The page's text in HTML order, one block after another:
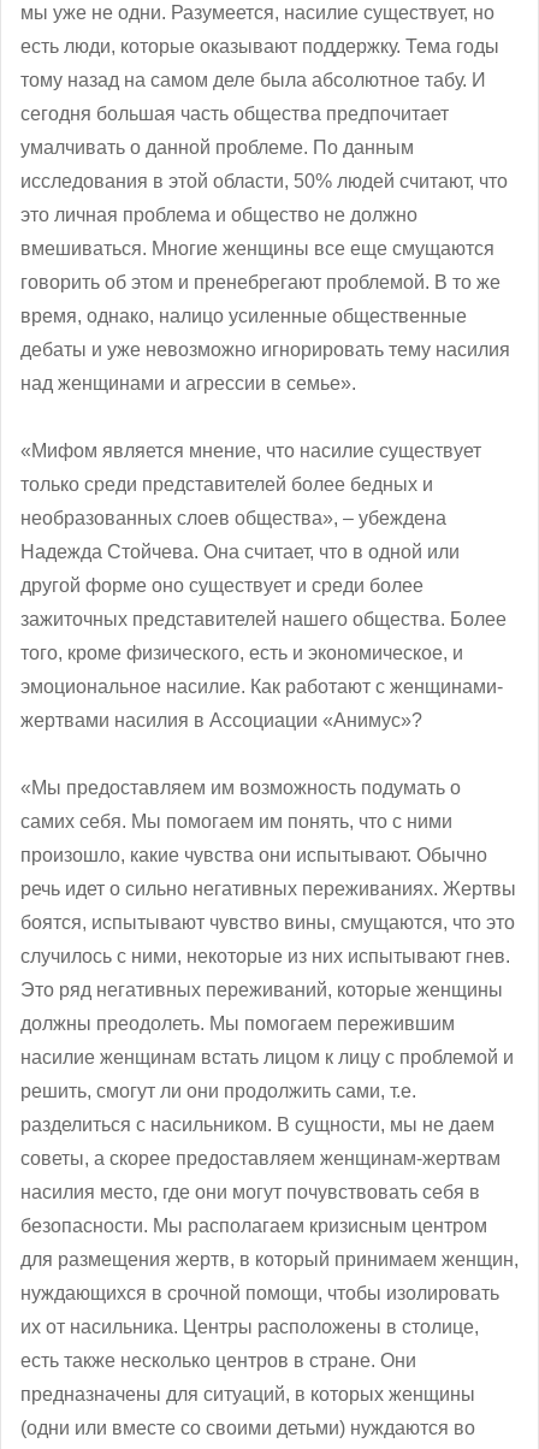
мы уже не одни. Разумеется, насилие существует, но
есть люди, которые оказывают поддержку. Тема годы
тому назад на самом деле была абсолютное табу. И
сегодня большая часть общества предпочитает
умалчивать о данной проблеме. По данным
исследования в этой области, 50% людей считают, что
это личная проблема и общество не должно
вмешиваться. Многие женщины все еще смущаются
говорить об этом и пренебрегают проблемой. В то же
время, однако, налицо усиленные общественные
дебаты и уже невозможно игнорировать тему насилия
над женщинами и агрессии в семье».
«Мифом является мнение, что насилие существует
только среди представителей более бедных и
необразованных слоев общества», ‒ убеждена
Надежда Стойчева. Она считает, что в одной или
другой форме оно существует и среди более
зажиточных представителей нашего общества. Более
того, кроме физического, есть и экономическое, и
эмоциональное насилие. Как работают с женщинами-
жертвами насилия в Ассоциации «Анимус»?
«Мы предоставляем им возможность подумать о
самих себя. Мы помогаем им понять, что с ними
произошло, какие чувства они испытывают. Обычно
речь идет о сильно негативных переживаниях. Жертвы
боятся, испытывают чувство вины, смущаются, что это
случилось с ними, некоторые из них испытывают гнев.
Это ряд негативных переживаний, которые женщины
должны преодолеть. Мы помогаем пережившим
насилие женщинам встать лицом к лицу с проблемой и
решить, смогут ли они продолжить сами, т.е.
разделиться с насильником. В сущности, мы не даем
советы, а скорее предоставляем женщинам-жертвам
насилия место, где они могут почувствовать себя в
безопасности. Мы располагаем кризисным центром
для размещения жертв, в который принимаем женщин,
нуждающихся в срочной помощи, чтобы изолировать
их от насильника. Центры расположены в столице,
есть также несколько центров в стране. Они
предназначены для ситуаций, в которых женщины
(одни или вместе со своими детьми) нуждаются во